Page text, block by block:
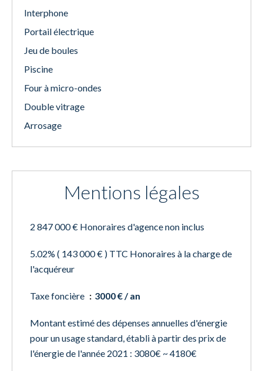
Interphone
Portail électrique
Jeu de boules
Piscine
Four à micro-ondes
Double vitrage
Arrosage
Mentions légales
2 847 000 € Honoraires d'agence non inclus
5.02% ( 143 000 € ) TTC Honoraires à la charge de
l'acquéreur
Taxe foncière 3000 € / an
Montant estimé des dépenses annuelles d'énergie
pour un usage standard, établi à partir des prix de
l'énergie de l'année 2021 : 3080€ ~ 4180€